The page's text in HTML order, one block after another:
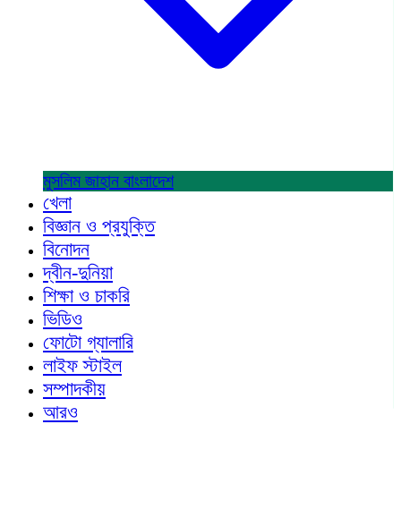
মুসলিম জাহান বাংলাদেশ
খেলা
বিজ্ঞান ও প্রযুক্তি
বিনোদন
দ্বীন-দুনিয়া
শিক্ষা ও চাকরি
ভিডিও
ফোটো গ্যালারি
লাইফ স্টাইল
সম্পাদকীয়
আরও